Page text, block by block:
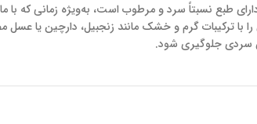
طبع نسبتاً سرد و مرطوب است، به‌ویژه زمانی که
را با ترکیبات گرم و خشک مانند زنجبیل، دارچین یا
سردی جلوگیری شود.